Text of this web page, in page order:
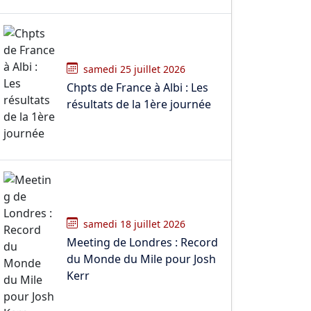
samedi 25 juillet 2026
Chpts de France à Albi : Les
résultats de la 1ère journée
samedi 18 juillet 2026
Meeting de Londres : Record
du Monde du Mile pour Josh
Kerr